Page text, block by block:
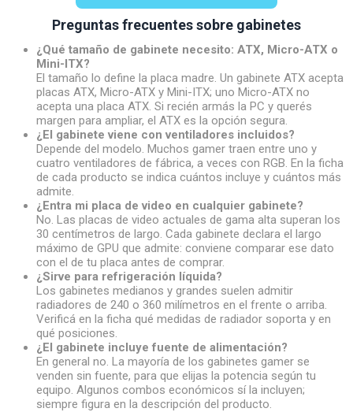
Preguntas frecuentes sobre gabinetes
¿Qué tamaño de gabinete necesito: ATX, Micro-ATX o
Mini-ITX?
El tamaño lo define la placa madre. Un gabinete ATX acepta
placas ATX, Micro-ATX y Mini-ITX; uno Micro-ATX no
acepta una placa ATX. Si recién armás la PC y querés
margen para ampliar, el ATX es la opción segura.
¿El gabinete viene con ventiladores incluidos?
Depende del modelo. Muchos gamer traen entre uno y
cuatro ventiladores de fábrica, a veces con RGB. En la ficha
de cada producto se indica cuántos incluye y cuántos más
admite.
¿Entra mi placa de video en cualquier gabinete?
No. Las placas de video actuales de gama alta superan los
30 centímetros de largo. Cada gabinete declara el largo
máximo de GPU que admite: conviene comparar ese dato
con el de tu placa antes de comprar.
¿Sirve para refrigeración líquida?
Los gabinetes medianos y grandes suelen admitir
radiadores de 240 o 360 milímetros en el frente o arriba.
Verificá en la ficha qué medidas de radiador soporta y en
qué posiciones.
¿El gabinete incluye fuente de alimentación?
En general no. La mayoría de los gabinetes gamer se
venden sin fuente, para que elijas la potencia según tu
equipo. Algunos combos económicos sí la incluyen;
siempre figura en la descripción del producto.